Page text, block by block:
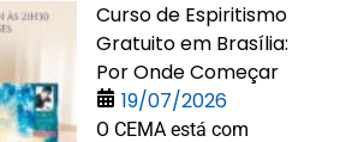
Curso de Espiritismo
Gratuito em Brasília:
Por Onde Começar
19/07/2026
O CEMA está com